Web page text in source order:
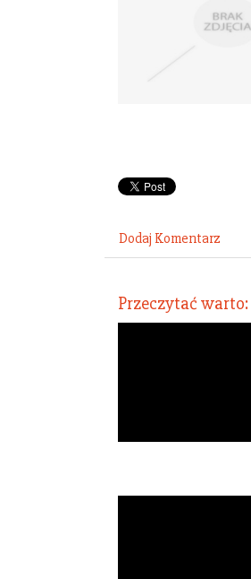
Dodaj Komentarz
Przeczytać warto: